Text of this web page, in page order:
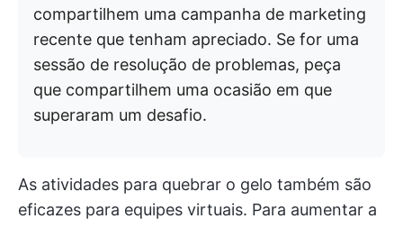
compartilhem uma campanha de marketing
recente que tenham apreciado. Se for uma
sessão de resolução de problemas, peça
que compartilhem uma ocasião em que
superaram um desafio.
As atividades para quebrar o gelo também são
eficazes para equipes virtuais. Para aumentar a